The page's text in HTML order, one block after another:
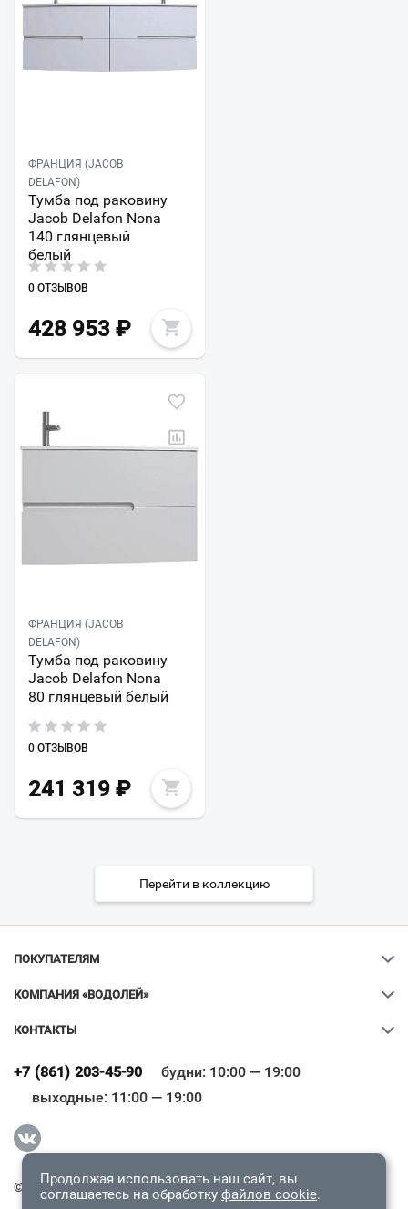
ФРАНЦИЯ (JACOB
DELAFON)
Тумба под раковину
Jacob Delafon Nona
140 глянцевый
белый
0 ОТЗЫВОВ
428 953 ₽
ФРАНЦИЯ (JACOB
DELAFON)
Тумба под раковину
Jacob Delafon Nona
80 глянцевый белый
0 ОТЗЫВОВ
241 319 ₽
Перейти в коллекцию
ПОКУПАТЕЛЯМ
КОМПАНИЯ «ВОДОЛЕЙ»
КОНТАКТЫ
+7 (861) 203-45-90
будни: 10:00 — 19:00
выходные: 11:00 — 19:00
© 2009-2026 «Водолей Онлайн». Все права защищены.
Всё верно
Продолжая использовать наш сайт, вы
соглашаетесь на обработку файлов cookie.